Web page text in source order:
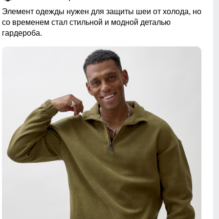
Элемент одежды нужен для защиты шеи от холода, но
со временем стал стильной и модной деталью
гардероба.